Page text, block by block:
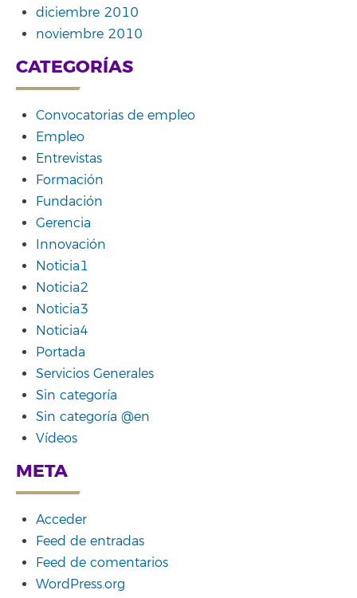
diciembre 2010
noviembre 2010
CATEGORÍAS
Convocatorias de empleo
Empleo
Entrevistas
Formación
Fundación
Gerencia
Innovación
Noticia1
Noticia2
Noticia3
Noticia4
Portada
Servicios Generales
Sin categoría
Sin categoría @en
Vídeos
META
Acceder
Feed de entradas
Feed de comentarios
WordPress.org